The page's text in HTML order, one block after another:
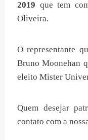
2019 que tem
Oliveira.
O representante
Bruno Moonehan
eleito Mister
Quem desejar
contato com a